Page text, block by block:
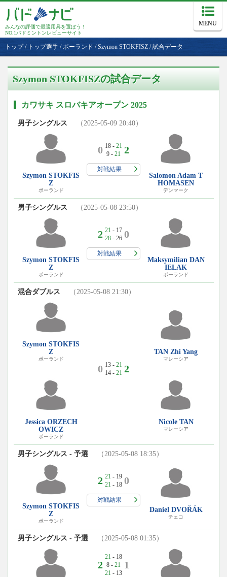
みんなの評価で最適用具を選ぼう！
NO.1バドミントンレビューサイト
MENU
トップ/ トップ選手 / ポーランド /Szymon STOKFISZ /試合データ
Szymon STOKFISZの試合データ
カワサキ スロバキアオープン 2025
男子シングルス （2025-05-09 20:40）
Szymon STOKFIS
Z
ポーランド
0 18 - 21
9 - 21 2
対戦結果
Salomon Adam T
HOMASEN
デンマーク
男子シングルス （2025-05-08 23:50）
Szymon STOKFIS
Z
ポーランド
2 21 - 17
28- 26 0
対戦結果
Maksymilian DAN
IELAK
ポーランド
混合ダブルス （2025-05-08 21:30）
Szymon STOKFIS
Z
ポーランド
Jessica ORZECH
OWICZ
ポーランド
0 13 - 21
14 - 21 2
TAN Zhi Yang
マレーシア
Nicole TAN
マレーシア
男子シングルス - 予選 （2025-05-08 18:35）
Szymon STOKFIS
Z
ポーランド
2 21 - 19
21 - 18 0
対戦結果
Daniel DVOŘÁK
チェコ
男子シングルス - 予選 （2025-05-08 01:35）
2
21 - 18
8 - 21
21 - 13
1